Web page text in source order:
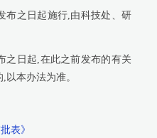
布之日起施行,由科技处、研
之日起,在此之前发布的有关
本办法为准。
表》